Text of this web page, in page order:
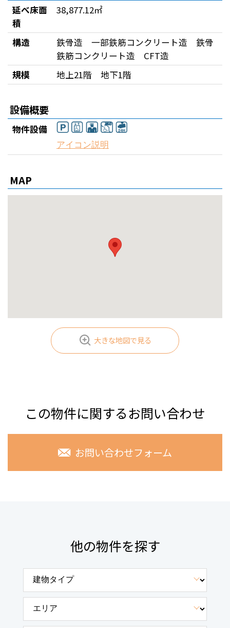
延べ床面
積
38,877.12㎡
構造
鉄骨造 一部鉄筋コンクリート造 鉄骨
鉄筋コンクリート造 CFT造
規模
地上21階 地下1階
設備概要
物件設備
アイコン説明
24時間入退館可能
車椅子用エレベーター有
有人警備
MAP
大きな地図で見る
この物件に関するお問い合わせ
お問い合わせフォーム
他の物件を探す